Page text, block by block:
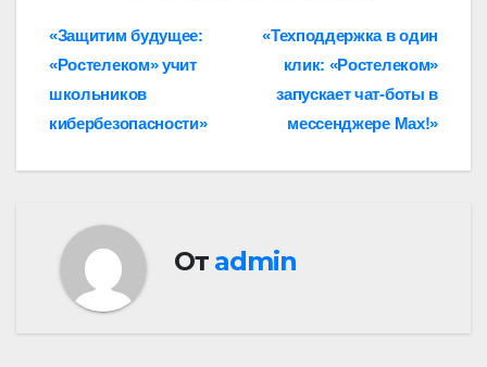
Навигация
по
записям
«Техподдержка в один
клик: «Ростелеком»
запускает чат-боты в
мессенджере Max!»
«Защитим будущее:
«Ростелеком» учит
школьников
кибербезопасности»
От admin